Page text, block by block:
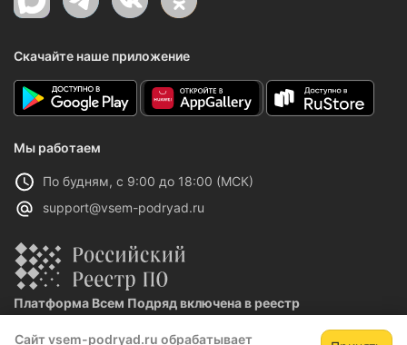
Сайт vsem-podryad.ru обрабатывает
Скачайте наше приложение
Мы работаем
По будням, с 9:00 до 18:00 (МСК)
support@vsem-podryad.ru
Платформа Всем Подряд включена в реестр
Реестровая запись №32021 от 06.02.2026